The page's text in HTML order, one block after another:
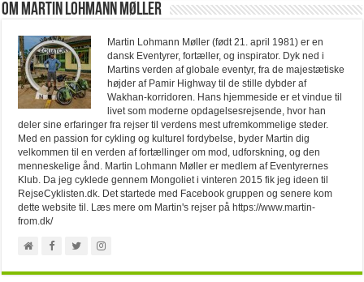
Om Martin Lohmann Møller
Martin Lohmann Møller (født 21. april 1981) er en
dansk Eventyrer, fortæller, og inspirator. Dyk ned i
Martins verden af globale eventyr, fra de majestætiske
højder af Pamir Highway til de stille dybder af
Wakhan-korridoren. Hans hjemmeside er et vindue til
livet som moderne opdagelsesrejsende, hvor han
deler sine erfaringer fra rejser til verdens mest ufremkommelige steder.
Med en passion for cykling og kulturel fordybelse, byder Martin dig
velkommen til en verden af fortællinger om mod, udforskning, og den
menneskelige ånd. Martin Lohmann Møller er medlem af Eventyrernes
Klub. Da jeg cyklede gennem Mongoliet i vinteren 2015 fik jeg ideen til
RejseCyklisten.dk. Det startede med Facebook gruppen og senere kom
dette website til. Læs mere om Martin's rejser på https://www.martin-
from.dk/